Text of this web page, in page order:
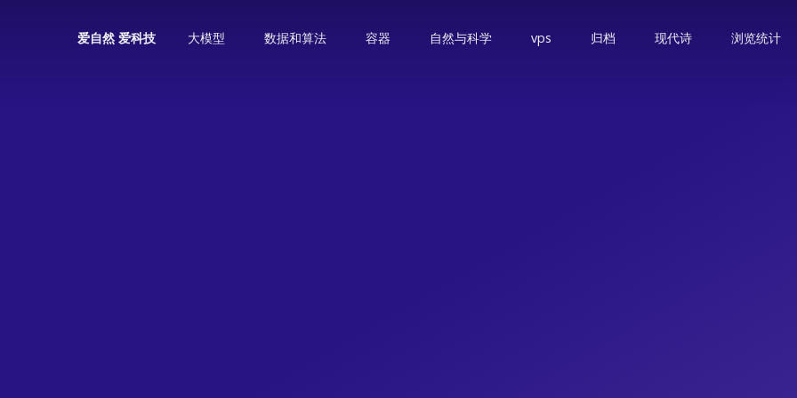
爱自然 爱科技 大模型 数据和算法 容器 自然与科学 vps 归档 现代诗 浏览统计